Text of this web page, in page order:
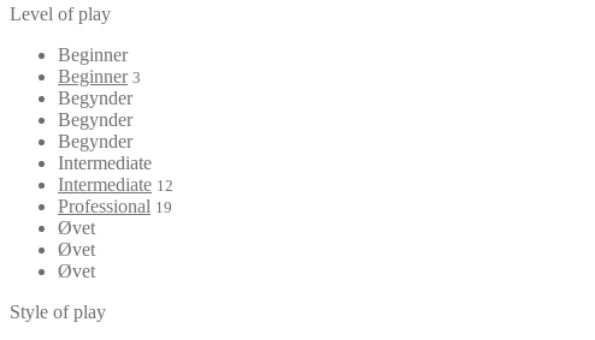
Level of play
Beginner
Beginner 3
Begynder
Begynder
Begynder
Intermediate
Intermediate 12
Professional 19
Øvet
Øvet
Øvet
Style of play